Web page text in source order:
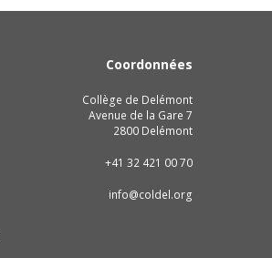
Coordonnées
Collège de Delémont
Avenue de la Gare 7
2800 Delémont
+41 32 421 00 70
info@coldel.org